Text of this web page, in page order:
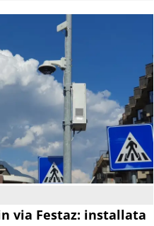
via Festaz: installata